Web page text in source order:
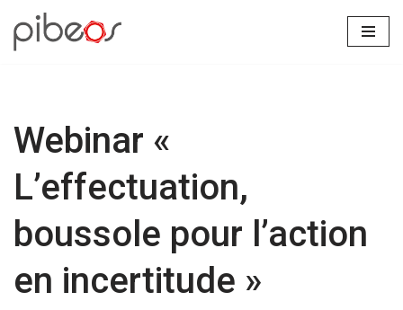
Aller
Webinar «
L’effectuation,
boussole pour l’action
en incertitude »